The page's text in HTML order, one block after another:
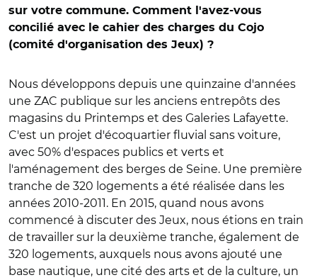
sur votre commune. Comment l'avez-vous
concilié avec le cahier des charges du Cojo
(comité d'organisation des Jeux) ?
Nous développons depuis une quinzaine d'années
une ZAC publique sur les anciens entrepôts des
magasins du Printemps et des Galeries Lafayette.
C'est un projet d'écoquartier fluvial sans voiture,
avec 50% d'espaces publics et verts et
l'aménagement des berges de Seine. Une première
tranche de 320 logements a été réalisée dans les
années 2010-2011. En 2015, quand nous avons
commencé à discuter des Jeux, nous étions en train
de travailler sur la deuxième tranche, également de
320 logements, auxquels nous avons ajouté une
base nautique, une cité des arts et de la culture, un